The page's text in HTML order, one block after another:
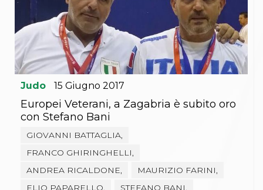
Judo 15 Giugno 2017
Europei Veterani, a Zagabria è subito oro
con Stefano Bani
GIOVANNI BATTAGLIA,
FRANCO GHIRINGHELLI,
ANDREA RICALDONE,
MAURIZIO FARINI,